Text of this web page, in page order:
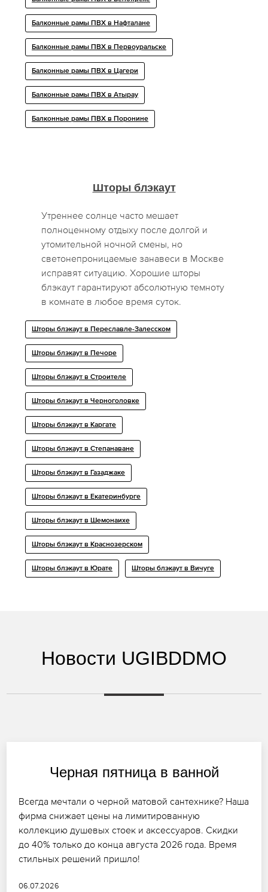
Балконные рамы ПВХ в Нафталане
Балконные рамы ПВХ в Первоуральске
Балконные рамы ПВХ в Цагери
Балконные рамы ПВХ в Атырау
Балконные рамы ПВХ в Поронине
Шторы блэкаут
Утреннее солнце часто мешает
полноценному отдыху после долгой и
утомительной ночной смены, но
светонепроницаемые занавеси в Москве
исправят ситуацию. Хорошие шторы
блэкаут гарантируют абсолютную темноту
в комнате в любое время суток.
Шторы блэкаут в Переславле-Залесском
Шторы блэкаут в Печоре
Шторы блэкаут в Строителе
Шторы блэкаут в Черноголовке
Шторы блэкаут в Каргате
Шторы блэкаут в Степанаване
Шторы блэкаут в Газаджаке
Шторы блэкаут в Екатеринбурге
Шторы блэкаут в Шемонаихе
Шторы блэкаут в Краснозерском
Шторы блэкаут в Юрате Шторы блэкаут в Вичуге
Новости UGIBDDMO
Черная пятница в ванной
Всегда мечтали о черной матовой сантехнике? Наша
фирма снижает цены на лимитированную
коллекцию душевых стоек и аксессуаров. Скидки
до 40% только до конца августа 2026 года. Время
стильных решений пришло!
06.07.2026